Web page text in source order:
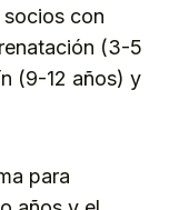
con
(3-5
(9-12 años) y
para